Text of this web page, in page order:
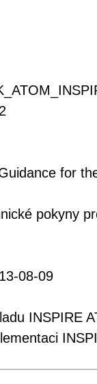
for
pokyny
08-09
INSPIRE